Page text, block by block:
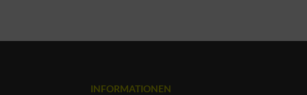
INFORMATIONEN